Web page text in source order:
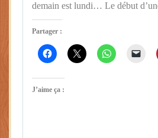
demain est lundi… Le début
Partager :
J’aime ça :